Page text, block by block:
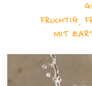
FRUCHTIG,
MIT